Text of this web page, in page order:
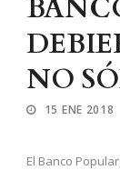
NO
15 ENE 2018
El Banco